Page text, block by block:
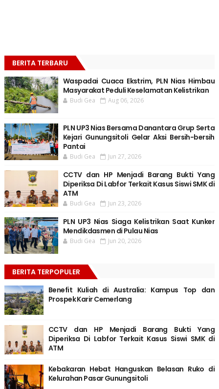
BERITA TERBARU
Waspadai Cuaca Ekstrim, PLN Nias Himbau
Masyarakat Peduli Keselamatan Kelistrikan
Budi Gea Aug 06, 2026
PLN UP3 Nias Bersama Danantara Grup Serta
Kejari Gunungsitoli Gelar Aksi Bersih-bersih
Pantai
Budi Gea Jun 27, 2026
CCTV dan HP Menjadi Barang Bukti Yang
Diperiksa Di Labfor Terkait Kasus Siswi SMK di
ATM
Budi Gea Jun 23, 2026
PLN UP3 Nias Siaga Kelistrikan Saat Kunker
Mendikdasmen di Pulau Nias
Budi Gea Jun 20, 2026
BERITA TERPOPULER
Benefit Kuliah di Australia: Kampus Top dan
Prospek Karir Cemerlang
CCTV dan HP Menjadi Barang Bukti Yang
Diperiksa Di Labfor Terkait Kasus Siswi SMK di
ATM
Kebakaran Hebat Hanguskan Belasan Ruko di
Kelurahan Pasar Gunungsitoli